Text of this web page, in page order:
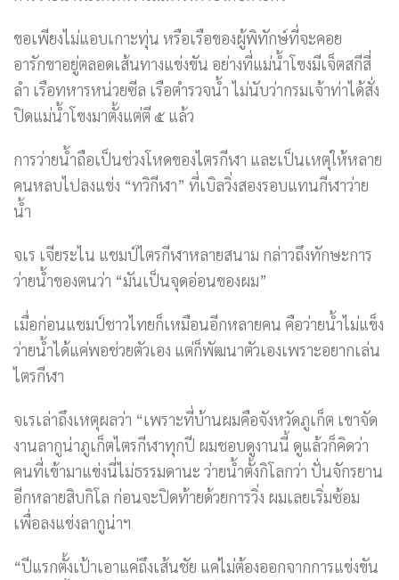
ขอเพียงไม่แอบเกาะทุ่น หรือเรือของผู้พิทักษ์ที่จะคอย
อารักขาอยู่ตลอดเส้นทางแข่งขัน อย่างที่แม่น้ำโขงมีเจ็ตสกีสี่
ลำ เรือทหารหน่วยซีล เรือตำรวจน้ำ ไม่นับว่ากรมเจ้าท่าได้สั่ง
ปิดแม่น้ำโขงมาตั้งแต่ตี ๕ แล้ว
การว่ายน้ำถือเป็นช่วงโหดของไตรกีฬา และเป็นเหตุให้หลาย
คนหลบไปลงแข่ง “ทวิกีฬา” ที่เบิลวิ่งสองรอบแทนกีฬาว่าย
น้ำ
จเร เจียระไน แชมป์ไตรกีฬาหลายสนาม กล่าวถึงทักษะการ
ว่ายน้ำของตนว่า “มันเป็นจุดอ่อนของผม”
เมื่อก่อนแชมป์ชาวไทยก็เหมือนอีกหลายคน คือว่ายน้ำไม่แข็ง
ว่ายน้ำได้แค่พอช่วยตัวเอง แต่ก็พัฒนาตัวเองเพราะอยากเล่น
ไตรกีฬา
จเรเล่าถึงเหตุผลว่า “เพราะที่บ้านผมคือจังหวัดภูเก็ต เขาจัด
งานลากูน่าภูเก็ตไตรกีฬาทุกปี ผมชอบดูงานนี้ ดูแล้วก็คิดว่า
คนที่เข้ามาแข่งนี่ไม่ธรรมดานะ ว่ายน้ำตั้งกิโลกว่า ปั่นจักรยาน
อีกหลายสิบกิโล ก่อนจะปิดท้ายด้วยการวิ่ง ผมเลยเริ่มซ้อม
เพื่อลงแข่งลากูน่าฯ
“ปีแรกตั้งเป้าเอาแค่ถึงเส้นชัย แค่ไม่ต้องออกจากการแข่งขัน